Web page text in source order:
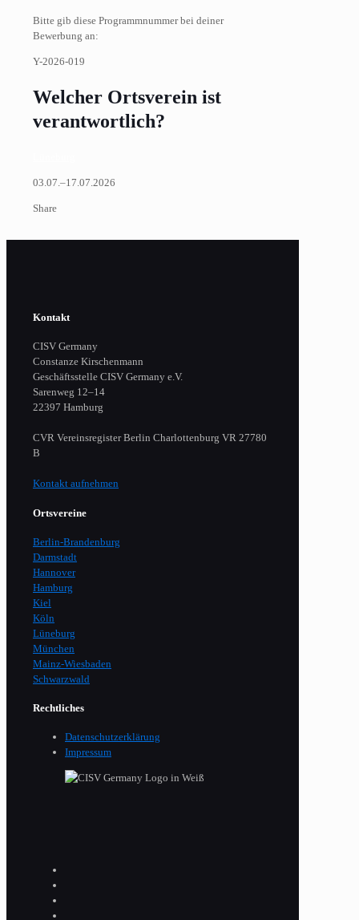
Bitte gib diese Programmnummer bei deiner
Bewerbung an:
Y-2026-019
Welcher Ortsverein ist
verantwortlich?
03.07.–17.07.2026
Share
Kontakt
CISV Germany
Constanze Kirschenmann
Geschäftsstelle CISV Germany e.V.
Sarenweg 12–14
22397 Hamburg
CVR Vereinsregister Berlin Charlottenburg VR 27780
B
Kontakt aufnehmen
Ortsvereine
Berlin-Brandenburg
Darmstadt
Hannover
Hamburg
Kiel
Köln
Lüneburg
München
Mainz-Wiesbaden
Schwarzwald
Rechtliches
Datenschutzerklärung
Impressum